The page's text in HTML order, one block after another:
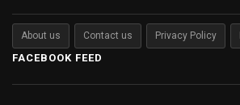
About us Contact us Privacy Policy
FACEBOOK FEED